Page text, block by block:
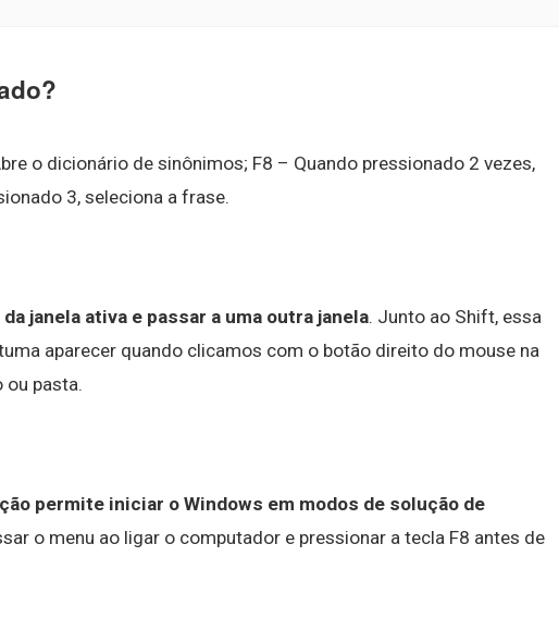
o dicionário de sinônimos; F8 – Quando pressionado 2 vezes,
3, seleciona a frase.
janela ativa e passar a uma outra janela. Junto ao Shift, essa
aparecer quando clicamos com o botão direito do mouse na
ou pasta.
permite iniciar o Windows em modos de solução de
o menu ao ligar o computador e pressionar a tecla F8 antes de